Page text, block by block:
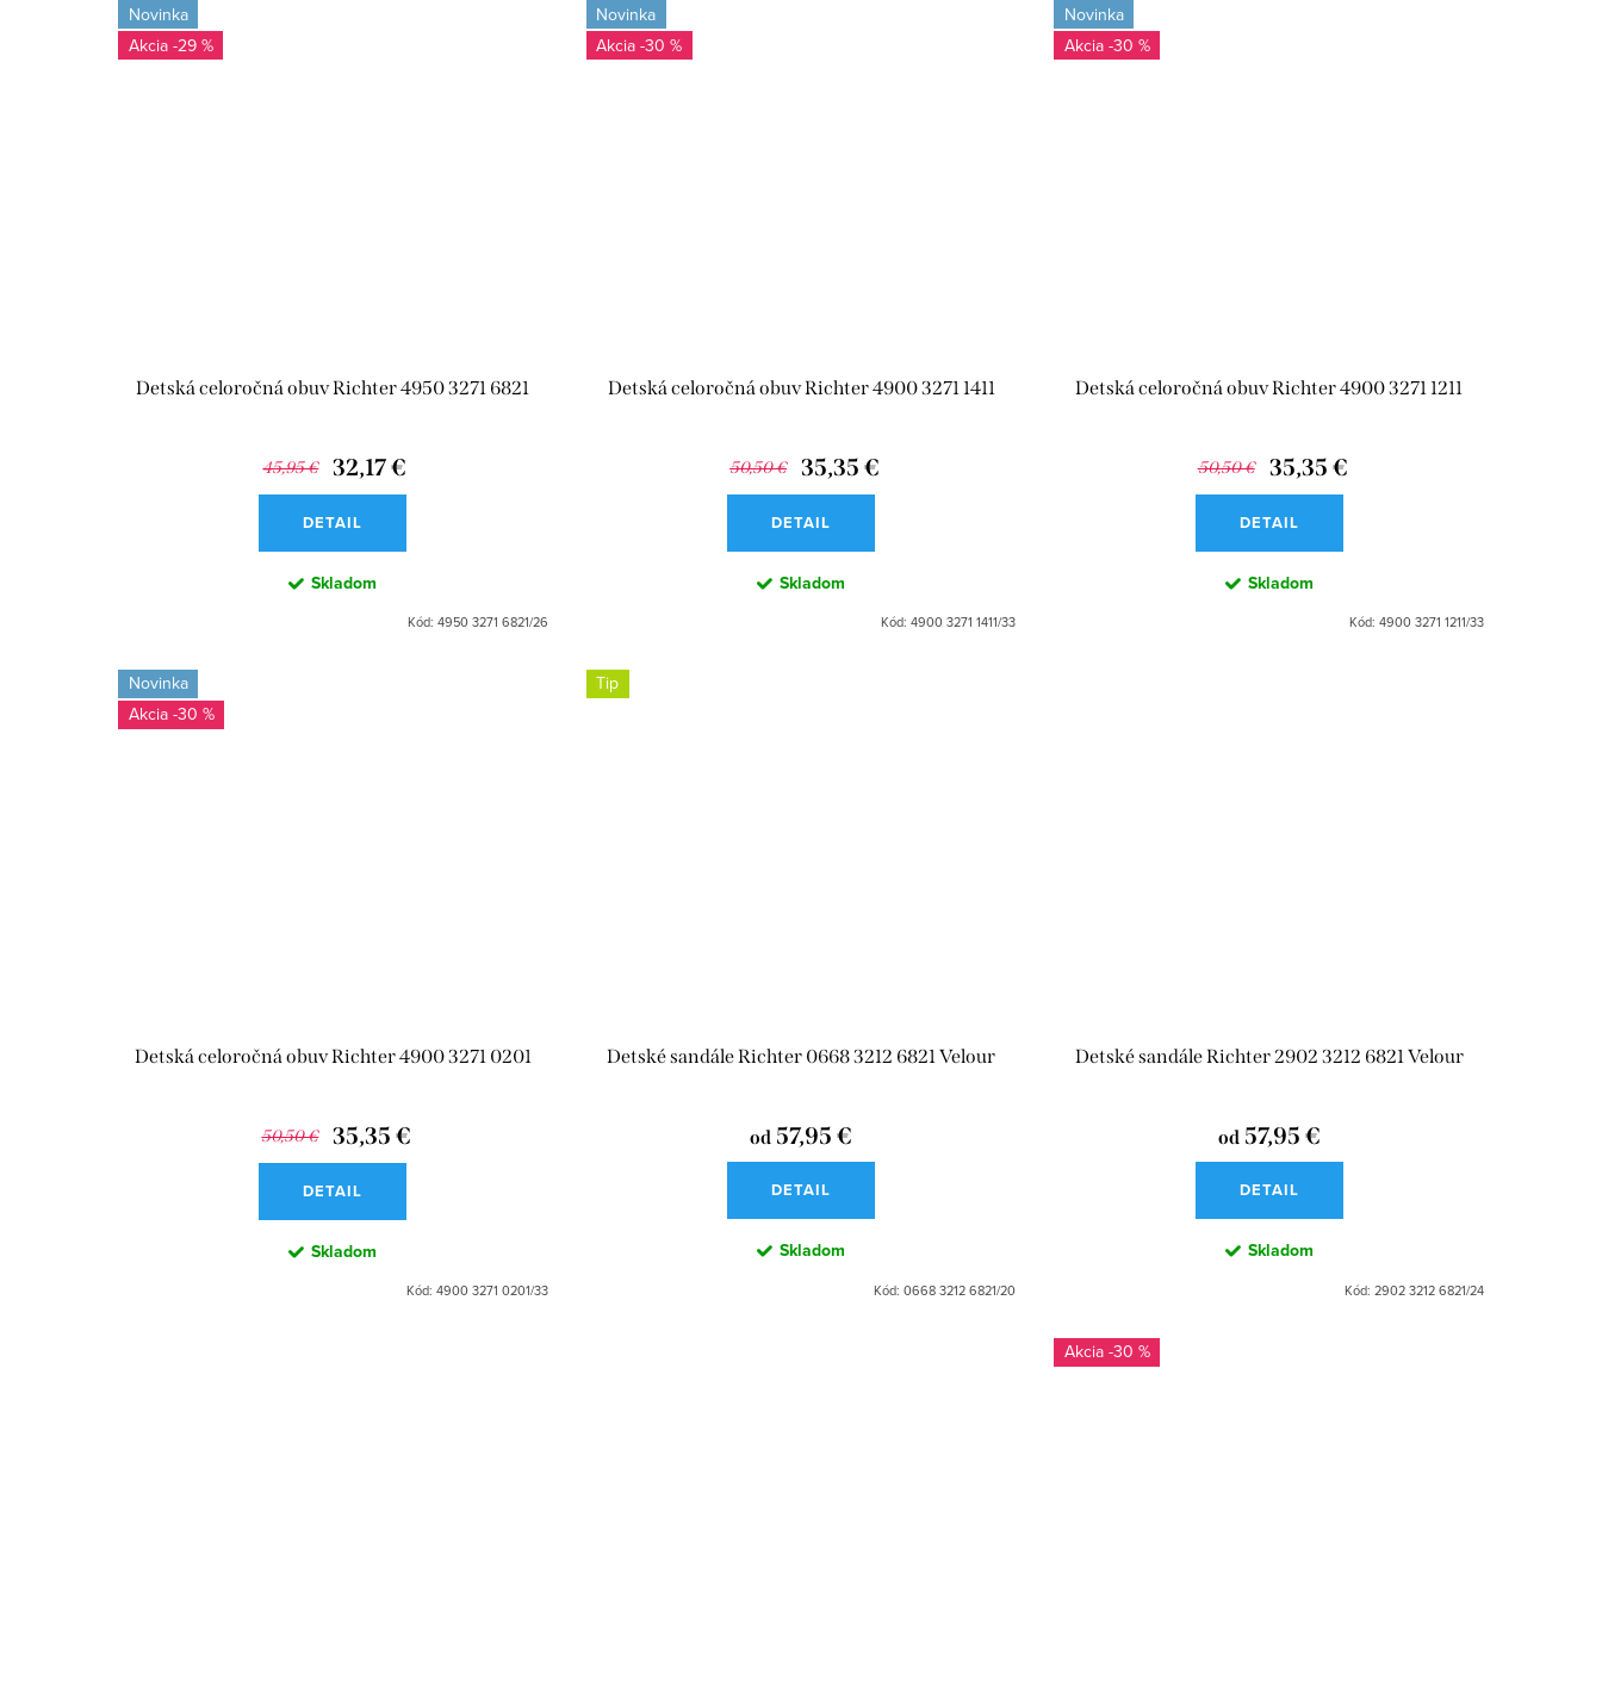
Novinka
-29 %
Detská celoročná obuv Richter 4950 3271 6821
45,95 € 32,17 €
DETAIL
Skladom
Kód: 4950 3271 6821/26
Novinka
-30 %
Detská celoročná obuv Richter 4900 3271 1411
50,50 € 35,35 €
DETAIL
Skladom
Kód:4900 3271 1411/33
Novinka
-30 %
Detská celoročná obuv Richter 4900 3271 1211
50,50 € 35,35 €
DETAIL
Skladom
Kód: 4900 3271 1211/33
Novinka
-30 %
Detská celoročná obuv Richter 4900 3271 0201
50,50 € 35,35 €
DETAIL
Skladom
Kód: 4900 3271 0201/33
Tip
Detské sandále Richter 0668 3212 6821 Velour
od 57,95 €
DETAIL
Skladom
Kód:0668 3212 6821/20
Detské sandále Richter 2902 3212 6821 Velour
od 57,95 €
DETAIL
Skladom
Kód: 2902 3212 6821/24
-30 %